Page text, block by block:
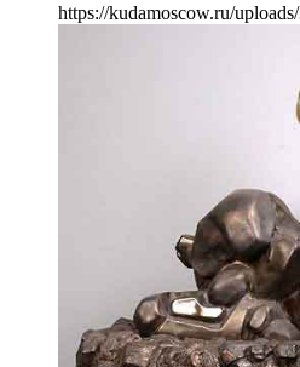
https://kudamoscow.ru/